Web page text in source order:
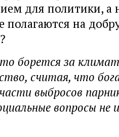
для политики,
полагаются на
борется за
считая, что
выбросов
вопросы не